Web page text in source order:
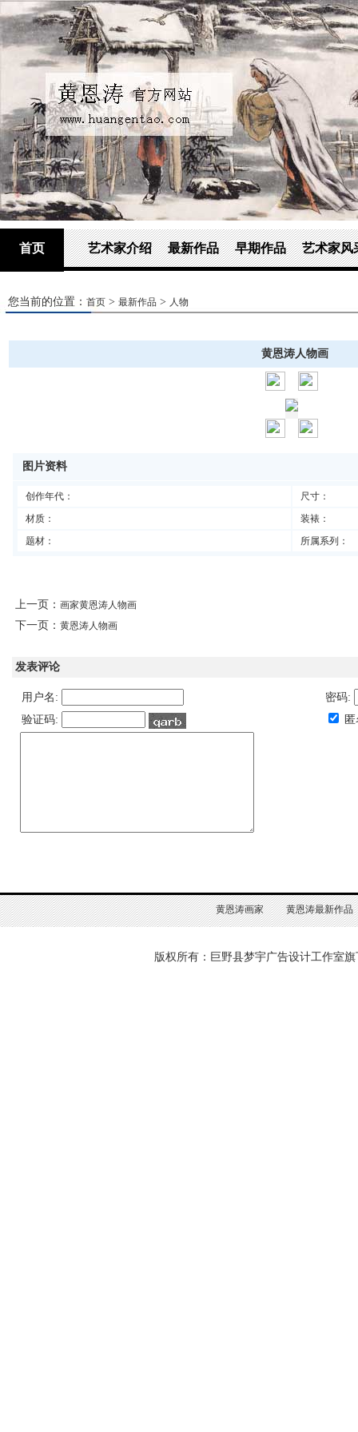
首页 艺术家介绍 最新作品 早期作品 艺术家风
您当前的位置： 首页 > 最新作品 > 人物
黄恩涛人物画
图片资料
创作年代：
尺寸：
材质：
装裱：
题材：
所属系列：
上一页： 画家黄恩涛人物画
下一页： 黄恩涛人物画
发表评论
用户名:
密码:
验证码:
黄恩涛画家 黄恩涛最新作品
版权所有：巨野县梦宇广告设计工作室